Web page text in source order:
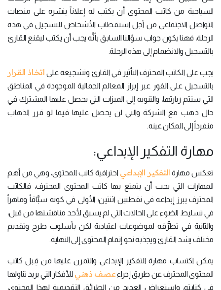
السياحية من كاتب المحتوى أن يكتب له إعلاناً ينشره على منصات
التواصل الاجتماعي من أجل استقطاب الأشخاص للتسجيل في هذه
الرحلة، فهنا يكون جواب سؤالنا السابق بأنَّه يجب أن يكتب ليقنع القارئ
بالتسجيل والانضمام إلى هذه الرحلة.
يجب على الكاتب المحترف التأثير في القارئ وتشجيعه على اتخاذ القرار
بالتسجيل على الفور عبر إبراز المعالم الجمالية الموجودة في المناطق
التي ستتم زيارتها، والتنويه إلى الميزات التي يحصل عليها المشترك في
حال ذهب مع الشركة والتي لن يحصل عليها فيما لو قرر الذهاب
منفرداً إلى المكان عينه.
مهارة التفكير الإبداعي:
تعكس مهارة التفكير الإبداعي احترافية كاتب المحتوى، وهي من أهم
المهارات التي يجب أن يتمتع بها كاتب المحتوى المحترف، فالكاتب
المحترف يبرز إبداعه في نقطتين اثنتين؛ الأولى في كونه سبَّاقاً وماهراً
في تسليط الضوء على الحالات التي لم يسبق لأحد مناقشتها من قبل،
والثانية في تطرُّقه لموضوعات اعتيادية لكن بأسلوب طرح وتقديم
مختلف يشد القارئ ويجذبه نحو إتمام المحتوى إلى النهاية.
يمكن اكتساب مهارة التفكير الإبداعي والتمرن عليها من قِبل كاتب
المحتوى المحترف عن طريق إجراءعصف ذهني للأفكار التي يريد تناولها
في كتابته، واستعراض العديد من الطرائق التقديمية لهذا المحتوى،